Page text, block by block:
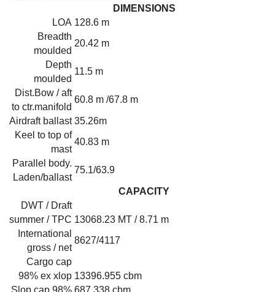
DIMENSIONS
LOA 128.6 m
Breadth
moulded
20.42 m
Depth
moulded
11.5 m
Dist.Bow / aft
to ctr.manifold
60.8 m /67.8 m
Airdraft ballast 35.26m
Keel to top of
mast
40.83 m
Parallel body.
Laden/ballast
75.1/63.9
CAPACITY
DWT / Draft
summer / TPC 13068.23 MT / 8.71 m
International
gross / net
8627/4117
Cargo cap
98% ex xlop 13396.955 cbm
Slop cap 98% 687.338 cbm